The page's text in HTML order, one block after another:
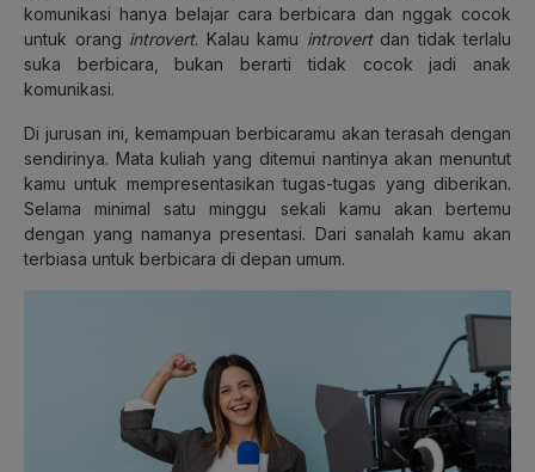
komunikasi hanya belajar cara berbicara dan nggak cocok
untuk orang introvert. Kalau kamu introvertdan tidak terlalu
suka berbicara, bukan berarti tidak cocok jadi anak
komunikasi.
Di jurusan ini, kemampuan berbicaramu akan terasah dengan
sendirinya. Mata kuliah yang ditemui nantinya akan menuntut
kamu untuk mempresentasikan tugas-tugas yang diberikan.
Selama minimal satu minggu sekali kamu akan bertemu
dengan yang namanya presentasi. Dari sanalah kamu akan
terbiasa untuk berbicara di depan umum.